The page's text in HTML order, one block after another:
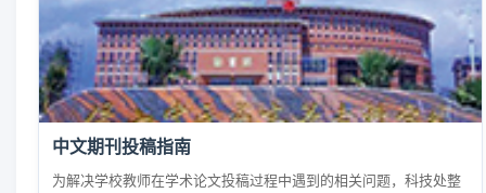
中文期刊投稿指南
​为解决学校教师在学术论文投稿过程中遇到的相关问题，科技处整